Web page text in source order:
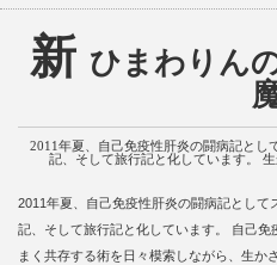
新 ひまわりん
2011年夏、自己免疫性肝炎の闘病記とし
記、そして旅行記と化しています。
2011年夏、自己免疫性肝炎の闘病記として
記、そして旅行記と化しています。 自己免
まく共存する術を日々模索しながら、生か